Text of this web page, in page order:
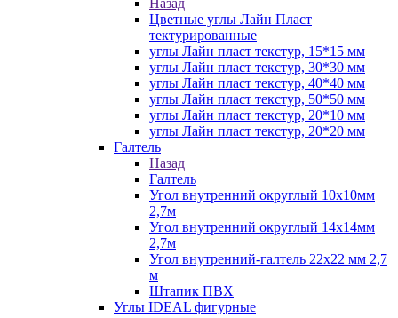
Назад
Цветные углы Лайн Пласт
тектурированные
углы Лайн пласт текстур, 15*15 мм
углы Лайн пласт текстур, 30*30 мм
углы Лайн пласт текстур, 40*40 мм
углы Лайн пласт текстур, 50*50 мм
углы Лайн пласт текстур, 20*10 мм
углы Лайн пласт текстур, 20*20 мм
Галтель
Назад
Галтель
Угол внутренний округлый 10х10мм
2,7м
Угол внутренний округлый 14х14мм
2,7м
Угол внутренний-галтель 22х22 мм 2,7
м
Штапик ПВХ
Углы IDEAL фигурные